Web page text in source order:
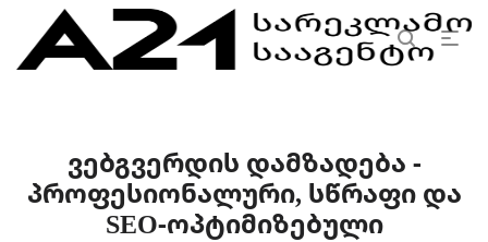
ვებგვერდის დამზადება -
პროფესიონალური, სწრაფი და
SEO-ოპტიმიზებული